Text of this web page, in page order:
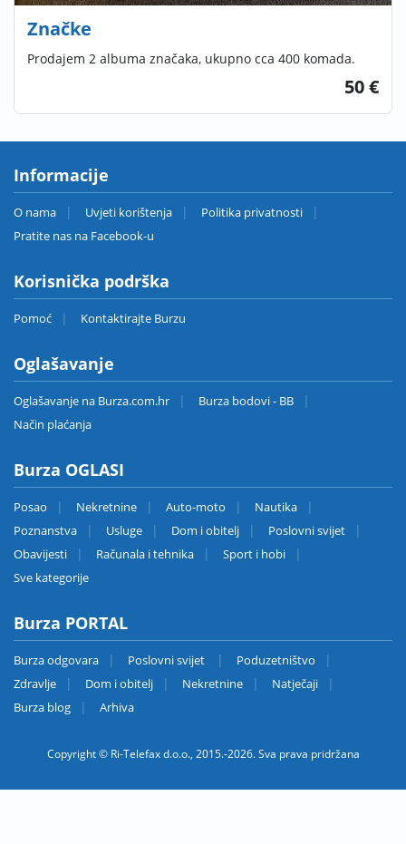
Značke
Prodajem 2 albuma značaka, ukupno cca 400 komada.
50 €
Informacije
O nama Uvjeti korištenja
Politika privatnosti
Pratite nas na Facebook-u
Korisnička podrška
Pomoć Kontaktirajte Burzu
Oglašavanje
Oglašavanje na Burza.com.hr
Burza bodovi - BB
Način plaćanja
Burza OGLASI
Posao Nekretnine Auto-moto
Nautika
Poznanstva
Usluge Dom i obitelj
Poslovni svijet
Obavijesti
Računala i tehnika
Sport i hobi
Sve kategorije
Burza PORTAL
Burza odgovara Poslovni svijet
Poduzetništvo
Zdravlje
Dom i obitelj Nekretnine
Natječaji
Burza blog
Arhiva
Copyright © Ri-Telefax d.o.o., 2015.-2026. Sva prava pridržana